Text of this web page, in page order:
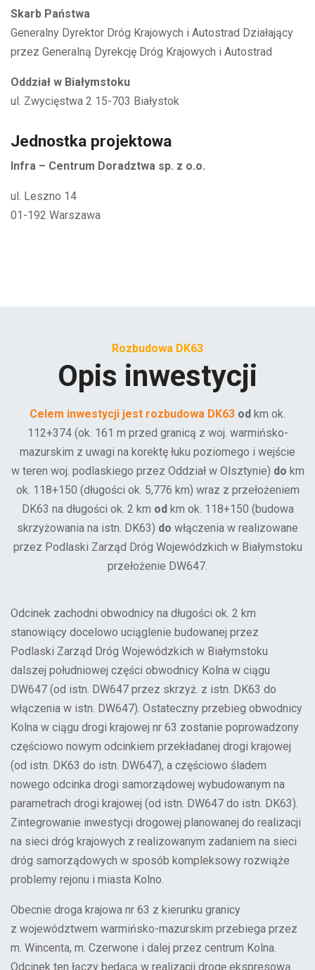
Skarb Państwa
Generalny Dyrektor Dróg Krajowych i Autostrad Działający
przez Generalną Dyrekcję Dróg Krajowych i Autostrad
Oddział w Białymstoku
ul. Zwycięstwa 2 15-703 Białystok
Jednostka projektowa
Infra – Centrum Doradztwa sp. z o.o.
ul. Leszno 14
01-192 Warszawa
Rozbudowa DK63
Opis inwestycji
Celem inwestycji jest rozbudowa DK63 od km ok.
112+374 (ok. 161 m przed granicą z woj. warmińsko-
mazurskim z uwagi na korektę łuku poziomego i wejście
w teren woj. podlaskiego przez Oddział w Olsztynie) do km
ok. 118+150 (długości ok. 5,776 km) wraz z przełożeniem
DK63 na długości ok. 2 km od km ok. 118+150 (budowa
skrzyżowania na istn. DK63) do włączenia w realizowane
przez Podlaski Zarząd Dróg Wojewódzkich w Białymstoku
przełożenie DW647.
Odcinek zachodni obwodnicy na długości ok. 2 km
stanowiący docelowo uciąglenie budowanej przez
Podlaski Zarząd Dróg Wojewódzkich w Białymstoku
dalszej południowej części obwodnicy Kolna w ciągu
DW647 (od istn. DW647 przez skrzyż. z istn. DK63 do
włączenia w istn. DW647). Ostateczny przebieg obwodnicy
Kolna w ciągu drogi krajowej nr 63 zostanie poprowadzony
częściowo nowym odcinkiem przekładanej drogi krajowej
(od istn. DK63 do istn. DW647), a częściowo śladem
nowego odcinka drogi samorządowej wybudowanym na
parametrach drogi krajowej (od istn. DW647 do istn. DK63).
Zintegrowanie inwestycji drogowej planowanej do realizacji
na sieci dróg krajowych z realizowanym zadaniem na sieci
dróg samorządowych w sposób kompleksowy rozwiąże
problemy rejonu i miasta Kolno.
Obecnie droga krajowa nr 63 z kierunku granicy
z województwem warmińsko-mazurskim przebiega przez
m. Wincenta, m. Czerwone i dalej przez centrum Kolna.
Odcinek ten łączy będącą w realizacji drogę ekspresową